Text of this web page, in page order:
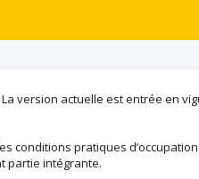
version actuelle est entrée en
conditions pratiques
partie intégrante.